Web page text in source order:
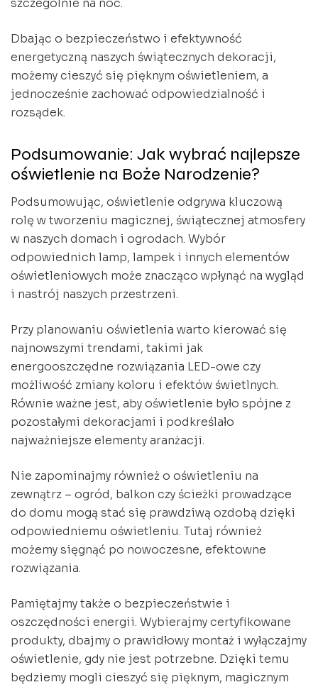
Dbając o bezpieczeństwo i efektywność
energetyczną naszych świątecznych dekoracji,
możemy cieszyć się pięknym oświetleniem, a
jednocześnie zachować odpowiedzialność i
rozsądek.
Podsumowanie: Jak wybrać najlepsze
oświetlenie na Boże Narodzenie?
Podsumowując, oświetlenie odgrywa kluczową
rolę w tworzeniu magicznej, świątecznej atmosfery
w naszych domach i ogrodach. Wybór
odpowiednich lamp, lampek i innych elementów
oświetleniowych może znacząco wpłynąć na wygląd
i nastrój naszych przestrzeni.
Przy planowaniu oświetlenia warto kierować się
najnowszymi trendami, takimi jak
energooszczędne rozwiązania LED-owe czy
możliwość zmiany koloru i efektów świetlnych.
Równie ważne jest, aby oświetlenie było spójne z
pozostałymi dekoracjami i podkreślało
najważniejsze elementy aranżacji.
Nie zapominajmy również o oświetleniu na
zewnątrz – ogród, balkon czy ścieżki prowadzące
do domu mogą stać się prawdziwą ozdobą dzięki
odpowiedniemu oświetleniu. Tutaj również
możemy sięgnąć po nowoczesne, efektowne
rozwiązania.
Pamiętajmy także o bezpieczeństwie i
oszczędności energii. Wybierajmy certyfikowane
produkty, dbajmy o prawidłowy montaż i wyłączajmy
oświetlenie, gdy nie jest potrzebne. Dzięki temu
będziemy mogli cieszyć się pięknym, magicznym